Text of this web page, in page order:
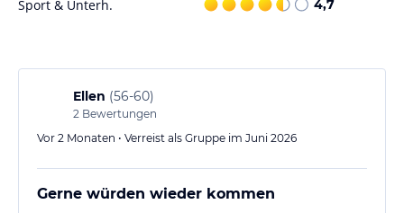
Animationsteam organisiert Unterhaltungsprogramme.
Angaben ohne Gewähr. Bitte lies vor der Buchung die
verbindlichenAngebotsdetails
Sport & Unterh. 4,7
Ellen (56-60)
2 Bewertungen
Vor 2 Monaten • Verreist als Gruppe im Juni 2026
Gerne würden wieder kommen